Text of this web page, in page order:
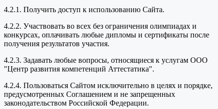
4.2.1. Получить доступ к использованию Сайта.
4.2.2. Участвовать во всех без ограничения олимпиадах и
конкурсах, оплачивать любые дипломы и сертификаты после
получения результатов участия.
4.2.3. Задавать любые вопросы, относящиеся к услугам ООО
"Центр развития компетенций Аттестатика".
4.2.4. Пользоваться Сайтом исключительно в целях и порядке,
предусмотренных Соглашением и не запрещенных
законодательством Российской Федерации.